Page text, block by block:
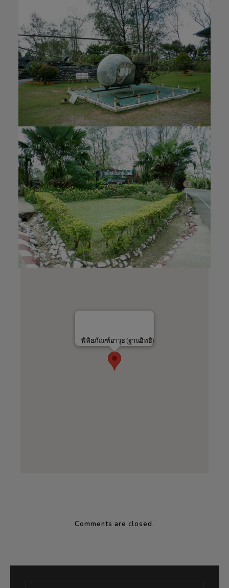
พิพิธภัณฑ์อาวุธ (ฐานอิทธิ)
Comments are closed.